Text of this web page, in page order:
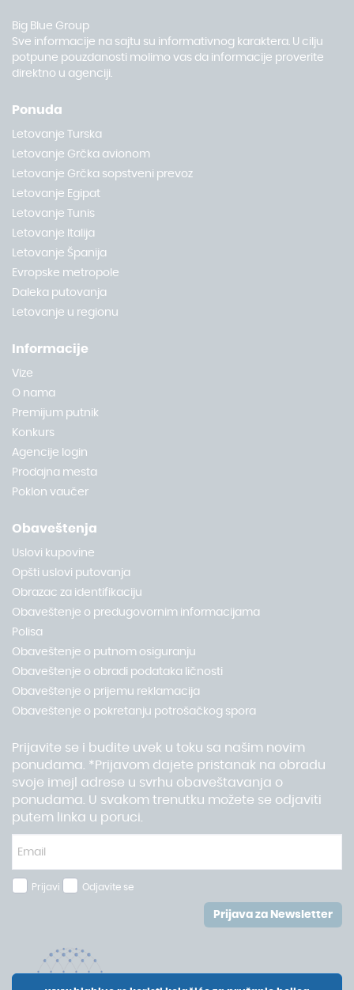
Big Blue Group
Sve informacije na sajtu su informativnog karaktera. U cilju
potpune pouzdanosti molimo vas da informacije proverite
direktno u agenciji.
Ponuda
Letovanje Turska
Letovanje Grčka avionom
Letovanje Grčka sopstveni prevoz
Letovanje Egipat
Letovanje Tunis
Letovanje Italija
Letovanje Španija
Evropske metropole
Daleka putovanja
Letovanje u regionu
Informacije
Vize
O nama
Premijum putnik
Konkurs
Agencije login
Prodajna mesta
Poklon vaučer
Obaveštenja
Uslovi kupovine
Opšti uslovi putovanja
Obrazac za identifikaciju
Obaveštenje o predugovornim informacijama
Polisa
Obaveštenje o putnom osiguranju
Obaveštenje o obradi podataka ličnosti
Obaveštenje o prijemu reklamacija
Obaveštenje o pokretanju potrošačkog spora
Prijavite se i budite uvek u toku sa našim novim
ponudama. *Prijavom dajete pristanak na obradu
svoje imejl adrese u svrhu obaveštavanja o
ponudama. U svakom trenutku možete se odjaviti
putem linka u poruci.
Prijavi Odjavite se
Prijava za Newsletter